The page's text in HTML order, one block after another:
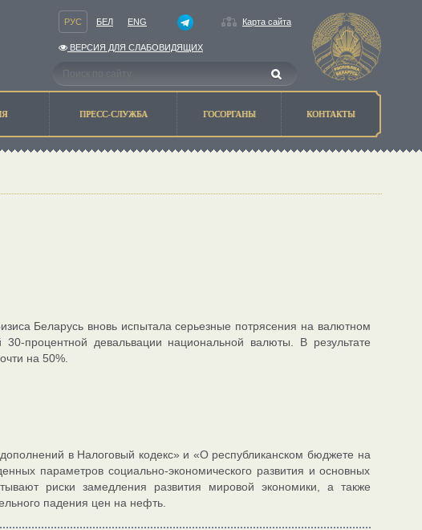
РУС БЕЛ ENG Карта сайта
ВЕРСИЯ ДЛЯ СЛАБОВИДЯЩИХ
ПРЕСС-СЛУЖБА ГОСОРГАНЫ КОНТАКТЫ
Беларусь вновь испытала серьезные потрясения на валютном
процентной девальвации национальной валюты. В результате
на 50%.
в Налоговый кодекс» и «О республиканском бюджете на
параметров социально-экономического развития и основных
риски замедления развития мировой экономики, а также
падения цен на нефть.